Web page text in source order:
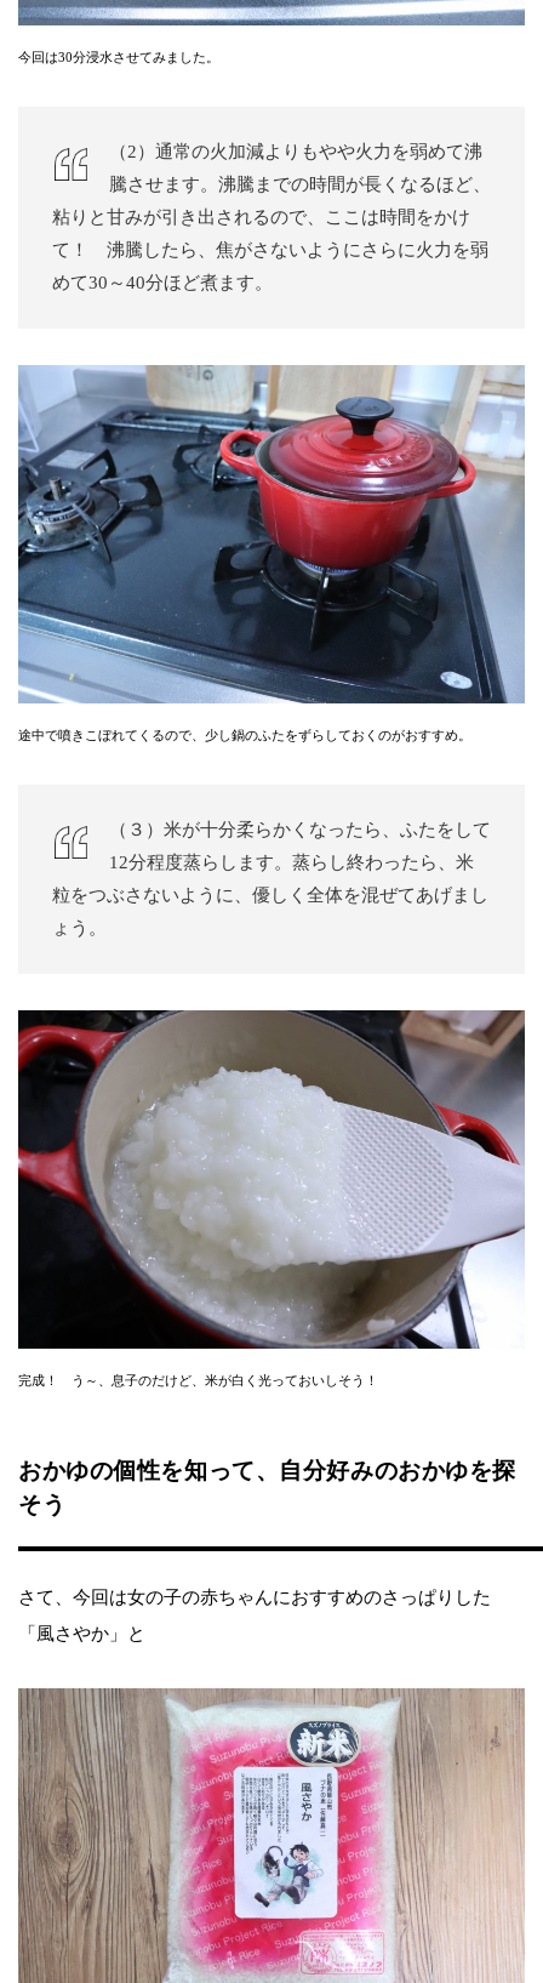
今回は30分浸水させてみました。
（2）通常の火加減よりもやや火力を弱めて沸
騰させます。沸騰までの時間が長くなるほど、
粘りと甘みが引き出されるので、ここは時間をかけ
て！ 沸騰したら、焦がさないようにさらに火力を弱
めて30～40分ほど煮ます。
途中で噴きこぼれてくるので、少し鍋のふたをずらしておくのがおすすめ。
（３）米が十分柔らかくなったら、ふたをして
12分程度蒸らします。蒸らし終わったら、米
粒をつぶさないように、優しく全体を混ぜてあげまし
ょう。
完成！ う～、息子のだけど、米が白く光っておいしそう！
おかゆの個性を知って、自分好みのおかゆを探
そう
さて、今回は女の子の赤ちゃんにおすすめのさっぱりした
「風さやか」と